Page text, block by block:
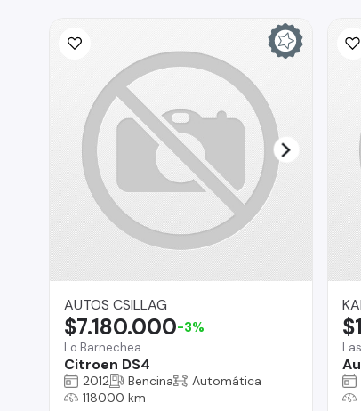
AUTOS CSILLAG
Lo Barnechea
Citroen DS4
$7.180.000-3%
2012 Bencina
Automática
118000 km